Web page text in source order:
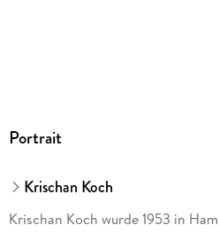
Portrait
Krischan Koch
Krischan Koch wurde 1953 in